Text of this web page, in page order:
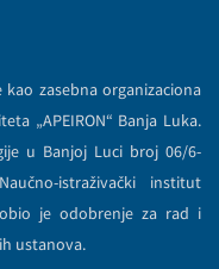
zasebna organizaciona
„APEIRON“ Banja Luka.
u Banjoj Luci broj 06/6-
istraživački institut
je odobrenje za rad i
ustanova.